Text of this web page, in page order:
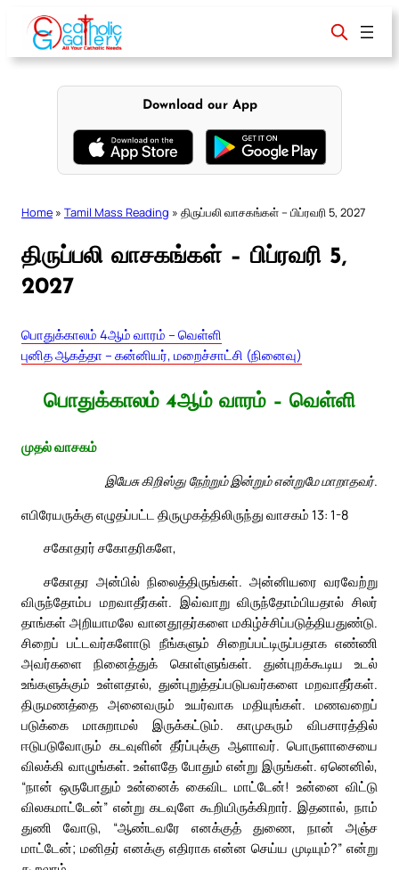
content
Download our App
Home » Tamil Mass Reading » திருப்பலி வாசகங்கள் – பிப்ரவரி 5, 2027
திருப்பலி வாசகங்கள் – பிப்ரவரி 5,
2027
பொதுக்காலம் 4ஆம் வாரம் – வெள்ளி
புனித ஆகத்தா – கன்னியர், மறைச்சாட்சி (நினைவு)
பொதுக்காலம் 4ஆம் வாரம் – வெள்ளி
முதல் வாசகம்
இயேசு கிறிஸ்து நேற்றும் இன்றும் என்றுமே மாறாதவர்.
எபிரேயருக்கு எழுதப்பட்ட திருமுகத்திலிருந்து வாசகம் 13: 1-8
சகோதரர் சகோதரிகளே,
சகோதர அன்பில் நிலைத்திருங்கள். அன்னியரை வரவேற்று
விருந்தோம்ப மறவாதீர்கள். இவ்வாறு விருந்தோம்பியதால் சிலர்
தாங்கள் அறியாமலே வானதூதர்களை மகிழ்ச்சிப்படுத்தியதுண்டு.
சிறைப் பட்டவர்களோடு நீங்களும் சிறைப்பட்டிருப்பதாக எண்ணி
அவர்களை நினைத்துக் கொள்ளுங்கள். துன்புறக்கூடிய உடல்
உங்களுக்கும் உள்ளதால், துன்புறுத்தப்படுபவர்களை மறவாதீர்கள்.
திருமணத்தை அனைவரும் உயர்வாக மதியுங்கள். மணவறைப்
படுக்கை மாசுறாமல் இருக்கட்டும். காமுகரும் விபசாரத்தில்
ஈடுபடுவோரும் கடவுளின் தீர்ப்புக்கு ஆளாவர். பொருளாசையை
விலக்கி வாழுங்கள். உள்ளதே போதும் என்று இருங்கள். ஏனெனில்,
“நான் ஒருபோதும் உன்னைக் கைவிட மாட்டேன்! உன்னை விட்டு
விலகமாட்டேன்” என்று கடவுளே கூறியிருக்கிறார். இதனால், நாம்
துணி வோடு, “ஆண்டவரே எனக்குத் துணை, நான் அஞ்ச
மாட்டேன்; மனிதர் எனக்கு எதிராக என்ன செய்ய முடியும்?” என்று